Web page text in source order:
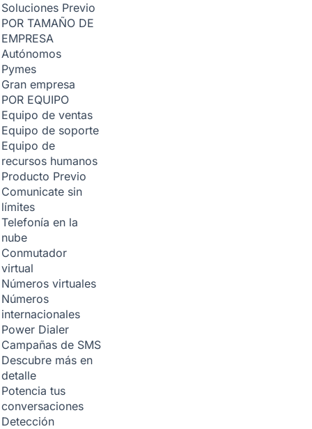
Soluciones Previo
POR TAMAÑO DE
EMPRESA
Autónomos
Pymes
Gran empresa
POR EQUIPO
Equipo de ventas
Equipo de soporte
Equipo de
recursos humanos
Producto Previo
Comunicate sin
límites
Telefonía en la
nube
Conmutador
virtual
Números virtuales
Números
internacionales
Power Dialer
Campañas de SMS
Descubre más en
detalle
Potencia tus
conversaciones
Detección